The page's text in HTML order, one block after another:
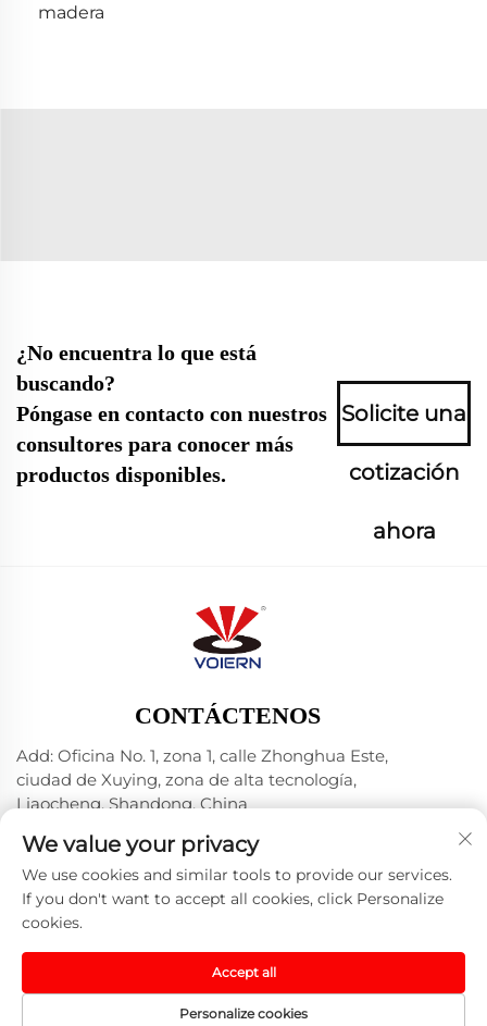
madera
¿No encuentra lo que está
buscando?
Póngase en contacto con nuestros
consultores para conocer más
productos disponibles.
Solicite una
cotización
ahora
CONTÁCTENOS
Add: Oficina No. 1, zona 1, calle Zhonghua Este,
ciudad de Xuying, zona de alta tecnología,
Liaocheng, Shandong, China
Tel.:+86-635 8512218
Correo electrónico:[email protected]
Derechos de autor © 2024 Liaocheng Voiern Laser
Technology Co., Ltd. -Política de privacidad
We value your privacy
We use cookies and similar tools to provide our services.
If you don't want to accept all cookies, click Personalize
cookies.
Personalize cookies
Accept all